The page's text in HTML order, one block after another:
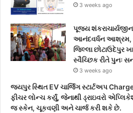
3 weeks ago
પૂજ્ય શંકરાચાર્યજીના
આનંદવર્ધન આશ્રમ,
જિલ્લા છોટાઉદેપુર
સ્વૈચ્છિક રીતે પુનઃ
3 weeks ago
જયપુર સ્થિત EV ચાર્જિંગ સ્ટાર્ટઅપ
ફીચર લોન્ચ કર્યું, જેનાથી ડ્રાઇવરો
જ સ્કેન, ચૂકવણી અને ચાર્જ કરી શકે છે.